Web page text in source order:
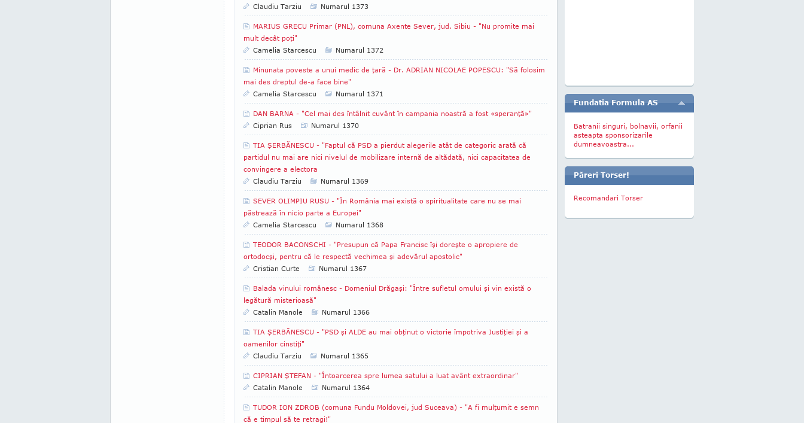
Claudiu Tarziu
Numarul 1373
MARIUS GRECU Primar (PNL), comuna Axente Sever, jud. Sibiu - "Nu promite mai
mult decât poţi"
Camelia Starcescu
Numarul 1372
Minunata poveste a unui medic de ţară - Dr. ADRIAN NICOLAE POPESCU: "Să folosim
mai des dreptul de-a face bine"
Camelia Starcescu
Numarul 1371
DAN BARNA - "Cel mai des întâlnit cuvânt în campania noastră a fost «speranţă»"
Ciprian Rus
Numarul 1370
TIA ŞERBĂNESCU - "Faptul că PSD a pierdut alegerile atât de categoric arată că
partidul nu mai are nici nivelul de mobilizare internă de altădată, nici capacitatea de
convingere a electora
Claudiu Tarziu
Numarul 1369
SEVER OLIMPIU RUSU - "În România mai există o spiritualitate care nu se mai
păstrează în nicio parte a Europei"
Camelia Starcescu
Numarul 1368
TEODOR BACONSCHI - "Presupun că Papa Francisc îşi doreşte o apropiere de
ortodocşi, pentru că le respectă vechimea şi adevărul apostolic"
Cristian Curte
Numarul 1367
Balada vinului românesc - Domeniul Drăgaşi: "Între sufletul omului şi vin există o
legătură misterioasă"
Catalin Manole
Numarul 1366
TIA ŞERBĂNESCU - "PSD şi ALDE au mai obţinut o victorie împotriva Justiţiei şi a
oamenilor cinstiţi"
Claudiu Tarziu
Numarul 1365
CIPRIAN ŞTEFAN - "Întoarcerea spre lumea satului a luat avânt extraordinar"
Catalin Manole
Numarul 1364
TUDOR ION ZDROB (comuna Fundu Moldovei, jud Suceava) - "A fi mulţumit e semn
că e timpul să te retragi!"
Fundatia Formula AS
Batranii singuri, bolnavii, orfanii
asteapta sponsorizarile
dumneavoastra...
Păreri Torser!
Recomandari Torser